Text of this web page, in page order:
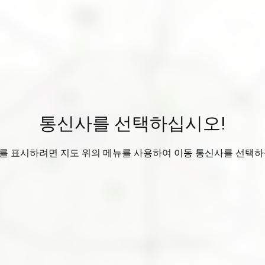
통신사를 선택하십시오!
표시하려면 지도 위의 메뉴를 사용하여 이동 통신사를 선택